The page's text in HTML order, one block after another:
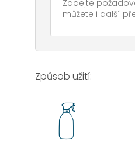
Způsob užití: